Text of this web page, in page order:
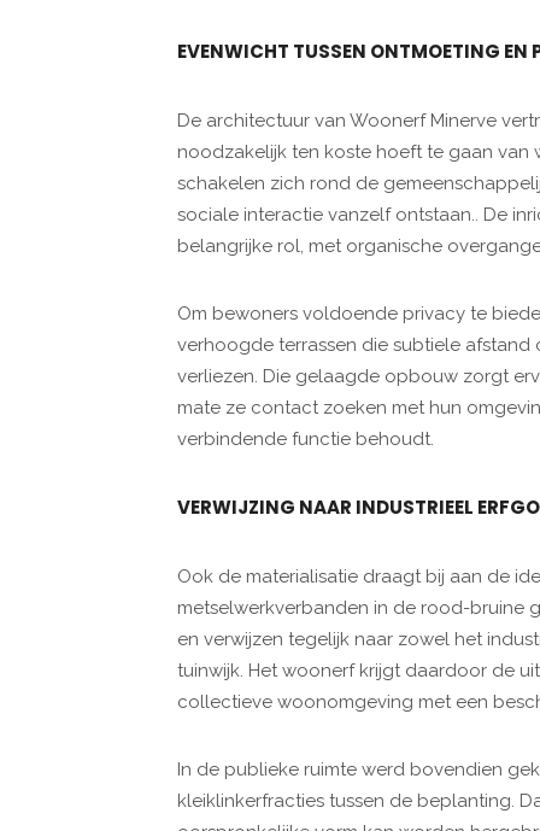
EVENWICHT TUSSEN ONTMOETING EN
De architectuur van Woonerf Minerve
noodzakelijk ten koste hoeft te gaan van
schakelen zich rond de
sociale interactie vanzelf ontstaan.. De
belangrijke rol, met organische
Om bewoners voldoende privacy te
verhoogde terrassen die subtiele
verliezen. Die gelaagde opbouw zorgt
mate ze contact zoeken met hun
verbindende functie behoudt.
VERWIJZING NAAR INDUSTRIEEL
Ook de materialisatie draagt bij aan de
metselwerkverbanden in de rood-bruine
en verwijzen tegelijk naar zowel het
tuinwijk. Het woonerf krijgt daardoor de
collectieve woonomgeving met een
In de publieke ruimte werd bovendien
kleiklinkerfracties tussen de beplanting.